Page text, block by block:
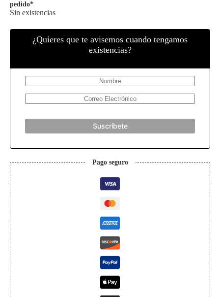
pedido*
Sin existencias
¿Quieres que te avisemos cuando tengamos
existencias?
Suscríbete
Pago seguro